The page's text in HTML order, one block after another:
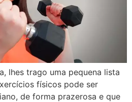
lhes trago uma pequena lista
físicos pode ser
de forma prazerosa e que